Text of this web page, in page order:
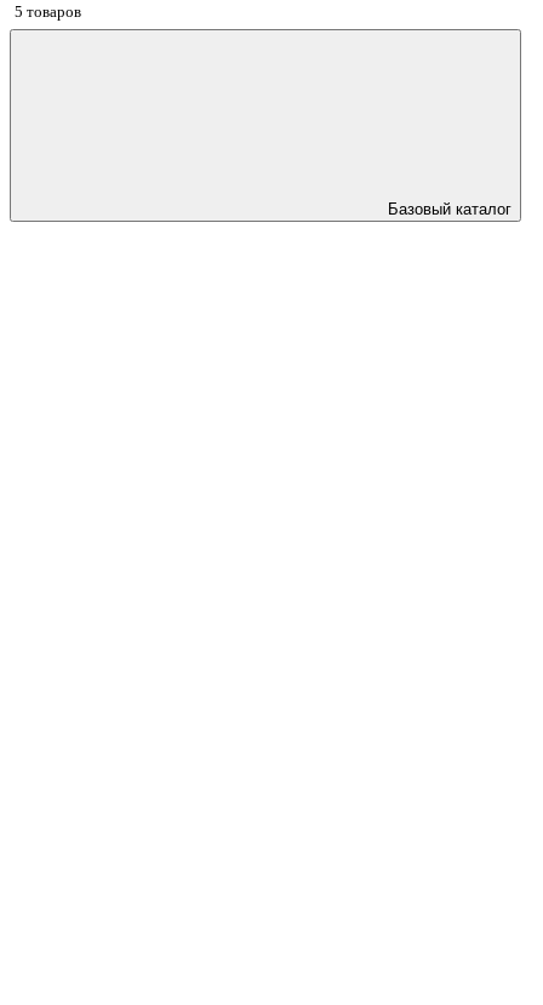
5 товаров
Базовый каталог